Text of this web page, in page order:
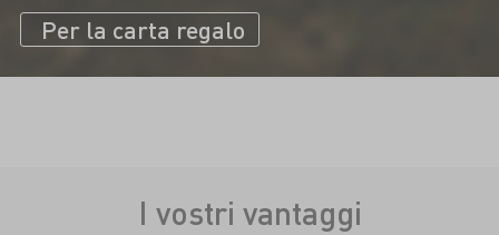
Per la carta regalo
I vostri vantaggi